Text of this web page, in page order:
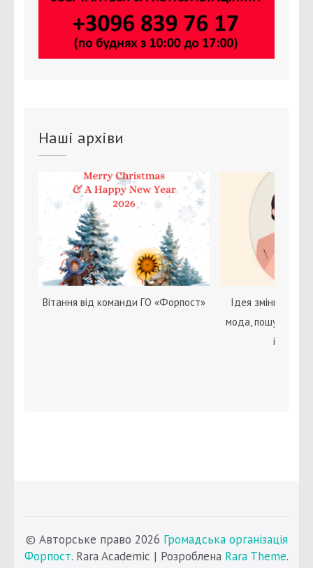
Наші архіви
Вітання від команди ГО «Форпост»
Ідея зміни статі
мода, пошук себе
© Авторське право 2026 Громадська організація
Форпост. Rara Academic | Розроблена Rara Theme.